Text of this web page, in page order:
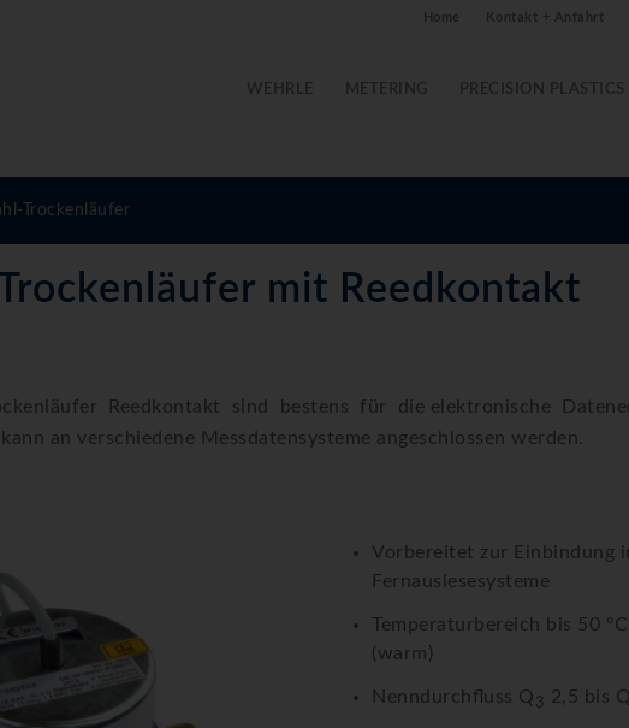
Home Kontakt + Anfahrt
WEHRLE METERING PRECISION PLASTICS
Trockenläufer
mit Reedkontakt
Reedkontakt sind bestens für die elektronische
an verschiedene Messdatensysteme angeschlossen werden.
Vorbereitet zur Einbindung
Fernauslesesysteme
Temperaturbereich bis 50
(warm)
Nenndurchfluss Q 3 2,5 bis Q